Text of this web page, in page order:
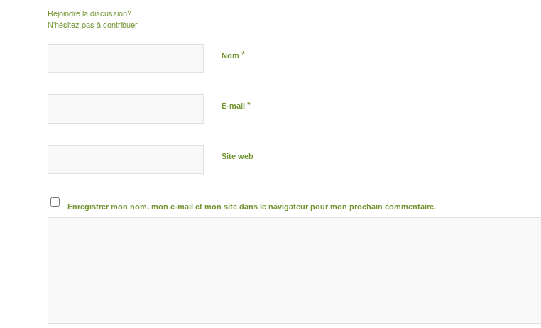
Rejoindre la discussion?
N’hésitez pas à contribuer !
Nom *
E-mail *
Site web
Enregistrer mon nom, mon e-mail et mon site dans le navigateur pour mon prochain commentaire.